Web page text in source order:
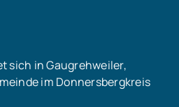
sich in Gaugrehweiler,
im Donnersbergkreis